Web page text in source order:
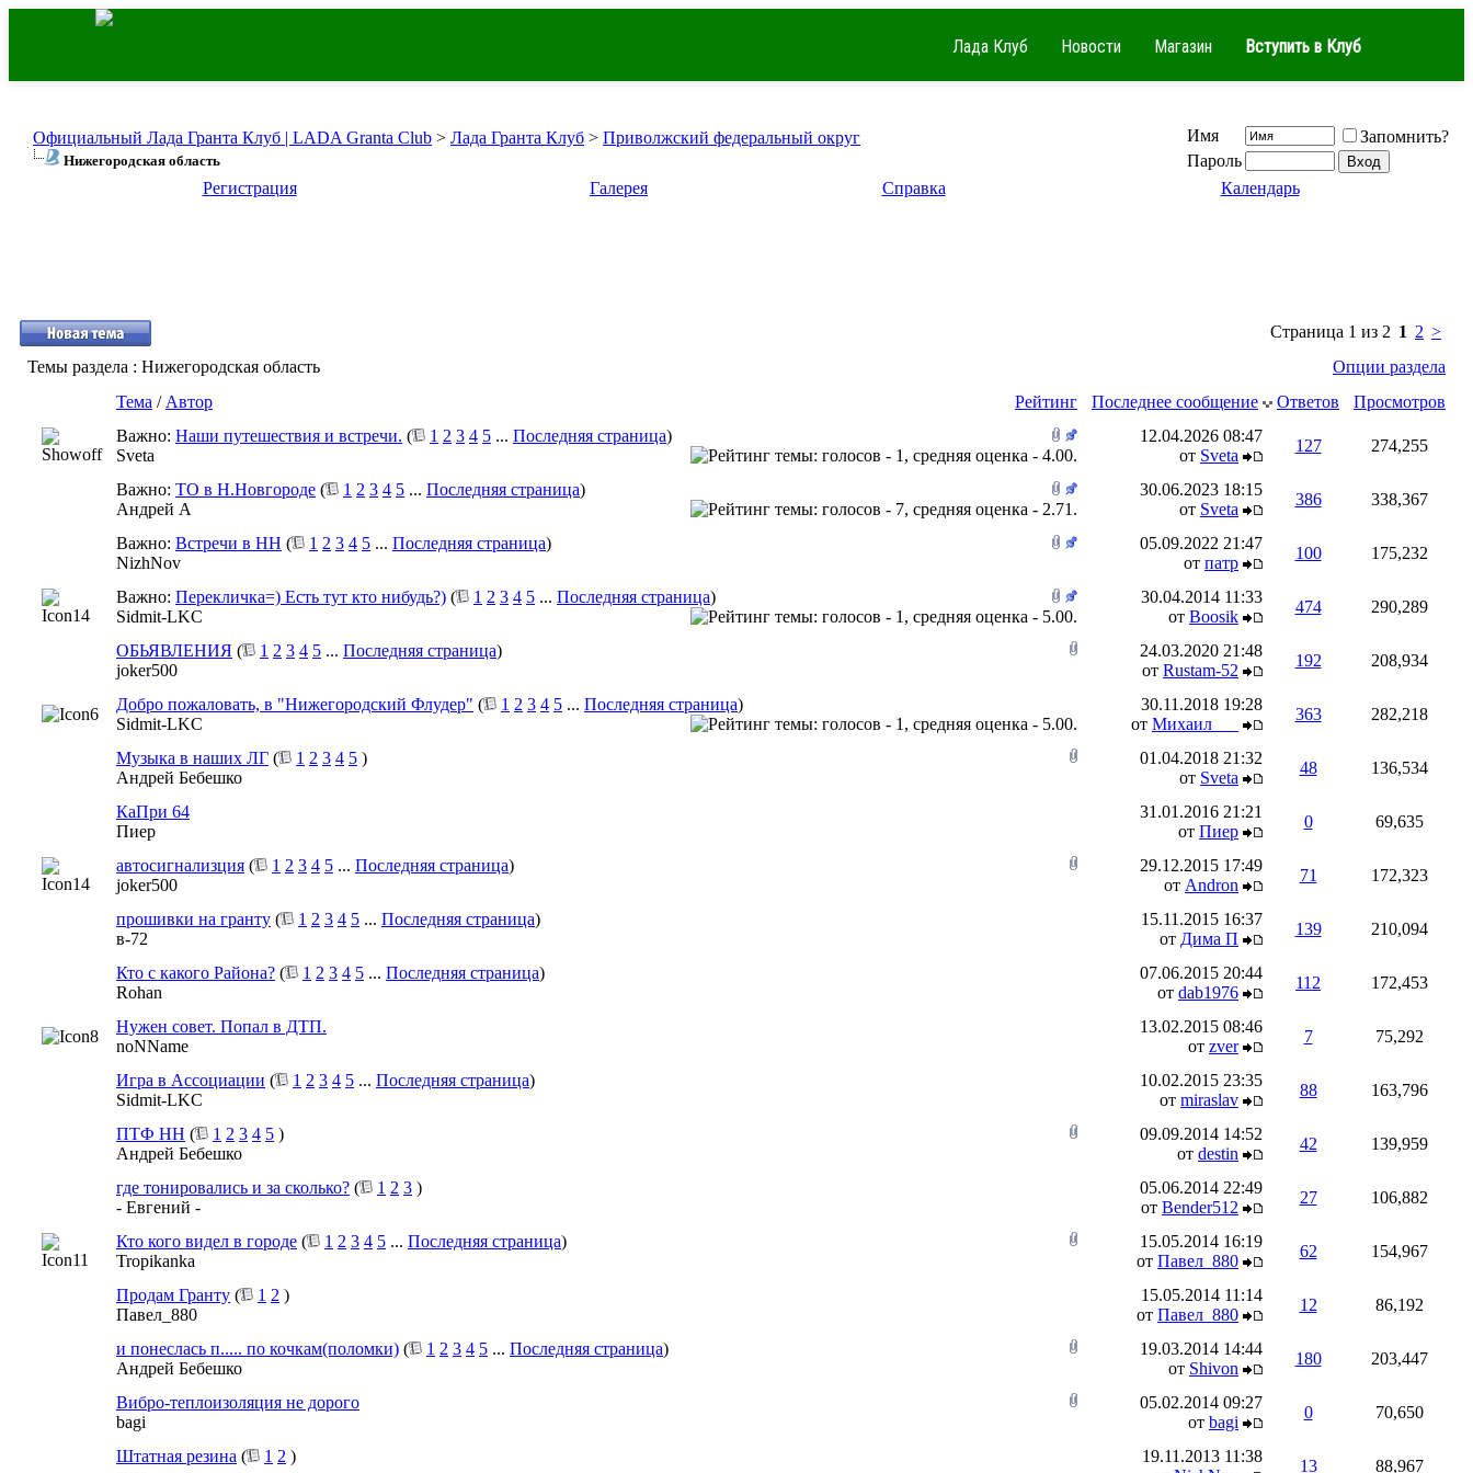
Лада Клуб Новости Магазин Вступить в Клуб
Официальный Лада Гранта Клуб | LADA Granta Club > Лада Гранта Клуб > Приволжский федеральный округ
Нижегородская область
Имя
Запомнить?
Пароль
Регистрация
Галерея Справка Календарь
Страница 1 из 2 1 2 >
Темы раздела : Нижегородская область
Опции раздела
Рейтинг
Тема / Автор Последнее сообщение Ответов
Просмотров
Важно: Наши путешествия и встречи. ( 1 2 3 4 5 ... Последняя страница)
Sveta
12.04.2026 08:47
от Sveta
127 274,255
Важно: ТО в Н.Новгороде ( 1 2 3 4 5 ... Последняя страница)
Андрей А
30.06.2023 18:15
от Sveta
386 338,367
Важно: Встречи в НН ( 1 2 3 4 5 ... Последняя страница)
NizhNov
05.09.2022 21:47
от патр
100 175,232
Важно: Перекличка=) Есть тут кто нибудь?) ( 1 2 3 4 5 ... Последняя страница)
Sidmit-LKC
30.04.2014 11:33
от Boosik
474 290,289
ОБЬЯВЛЕНИЯ ( 1 2 3 4 5 ... Последняя страница)
joker500
24.03.2020 21:48
от Rustam-52
192 208,934
Добро пожаловать, в "Нижегородский Флудер" ( 1 2 3 4 5 ... Последняя страница)
Sidmit-LKC
30.11.2018 19:28
от Михаил___
363 282,218
Музыка в наших ЛГ ( 1 2 3 4 5 )
Андрей Бебешко
01.04.2018 21:32
от Sveta
48 136,534
КаПри 64
Пиер
31.01.2016 21:21
от Пиер
0 69,635
автосигнализция ( 1 2 3 4 5 ... Последняя страница)
joker500
29.12.2015 17:49
от Andron
71 172,323
прошивки на гранту ( 1 2 3 4 5 ... Последняя страница)
в-72
15.11.2015 16:37
от Дима П
139 210,094
Кто с какого Района? ( 1 2 3 4 5 ... Последняя страница)
Rohan
07.06.2015 20:44
от dab1976
112 172,453
Нужен совет. Попал в ДТП.
noNName
13.02.2015 08:46
от zver
7 75,292
Игра в Ассоциации ( 1 2 3 4 5 ... Последняя страница)
Sidmit-LKC
10.02.2015 23:35
от miraslav
88 163,796
ПТФ НН ( 1 2 3 4 5 )
Андрей Бебешко
09.09.2014 14:52
от destin
42 139,959
где тонировались и за сколько? ( 1 2 3 )
- Евгений -
05.06.2014 22:49
от Bender512
27 106,882
Кто кого видел в городе ( 1 2 3 4 5 ... Последняя страница)
Tropikanka
15.05.2014 16:19
от Павел_880
62 154,967
Продам Гранту ( 1 2 )
Павел_880
15.05.2014 11:14
от Павел_880
12 86,192
и понеслась п..... по кочкам(поломки) ( 1 2 3 4 5 ... Последняя страница)
Андрей Бебешко
19.03.2014 14:44
от Shivon
180 203,447
Вибро-теплоизоляция не дорого
bagi
05.02.2014 09:27
от bagi
0 70,650
Штатная резина ( 1 2 )
19.11.2013 11:38
13 88,967